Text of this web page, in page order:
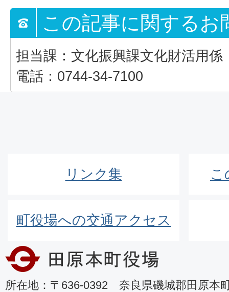
この記事に関するお
担当課：文化振興課文化財活用係
電話：0744-34-7100
リンク集 こ
町役場への交通アクセス
所在地：〒636-0392 奈良県磯城郡田原本